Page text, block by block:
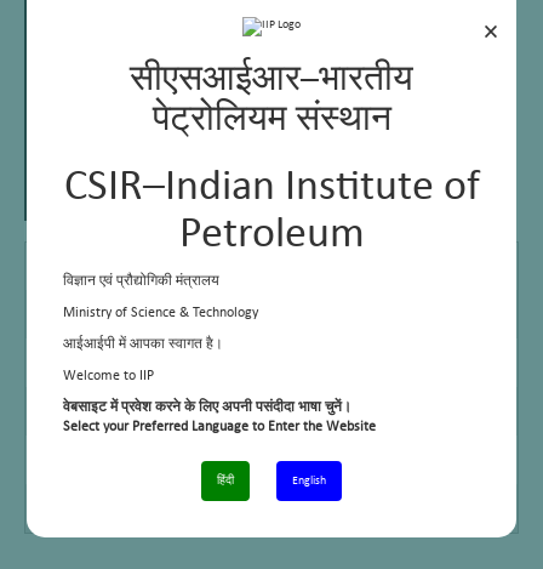
×
सीएसआईआर–भारतीय
पेट्रोलियम संस्थान
CSIR–Indian Institute of
Petroleum
विज्ञान एवं प्रौद्योगिकी मंत्रालय
Ministry of Science & Technology
आईआईपी में आपका स्वागत है।
Welcome to IIP
वेबसाइट में प्रवेश करने के लिए अपनी पसंदीदा भाषा चुनें।
Select your Preferred Language to Enter the Website
हिंदी English
Email padma@iip.res.in
Telephone No. +91-0135 -2525725
+91-135-2660202